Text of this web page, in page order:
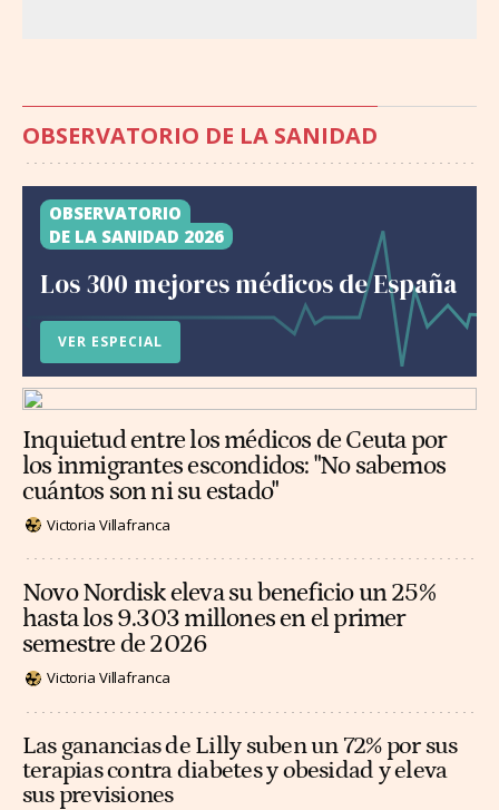
OBSERVATORIO DE LA SANIDAD
OBSERVATORIO
DE LA SANIDAD 2026
Los 300 mejores médicos de España
VER ESPECIAL
Inquietud entre los médicos de Ceuta por
los inmigrantes escondidos: "No sabemos
cuántos son ni su estado"
Victoria Villafranca
Novo Nordisk eleva su beneficio un 25%
hasta los 9.303 millones en el primer
semestre de 2026
Victoria Villafranca
Las ganancias de Lilly suben un 72% por sus
terapias contra diabetes y obesidad y eleva
sus previsiones